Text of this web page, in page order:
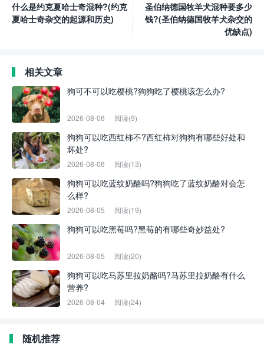
什么是约克夏哈士奇混种?(约克
夏哈士奇杂交的起源和历史)
圣伯纳德国牧羊犬混种要多少
钱?(圣伯纳德国牧羊犬杂交的
优缺点)
相关文章
狗可不可以吃樱桃?狗狗吃了樱桃该怎么办?
2026-08-06 阅读(9)
狗狗可以吃西红柿不?西红柿对狗狗有哪些好处和
坏处?
2026-08-06 阅读(13)
狗狗可以吃蓝纹奶酪吗?狗狗吃了蓝纹奶酪对会怎
么样?
2026-08-05 阅读(19)
狗狗可以吃黑莓吗?黑莓的有哪些奇妙益处?
2026-08-05 阅读(20)
狗狗可以吃马苏里拉奶酪吗?马苏里拉奶酪有什么
营养?
2026-08-04 阅读(24)
随机推荐